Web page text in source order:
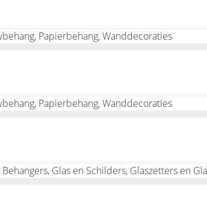
Papierbehang, Wanddecoraties
Papierbehang, Wanddecoraties